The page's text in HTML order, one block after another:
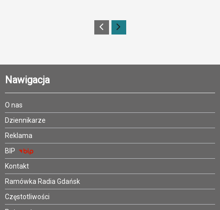
Nawigacja
O nas
Dziennikarze
Reklama
BIP
Kontakt
Ramówka Radia Gdańsk
Częstotliwości